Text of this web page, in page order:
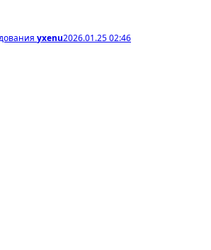
yxenu2026.01.25 02:46